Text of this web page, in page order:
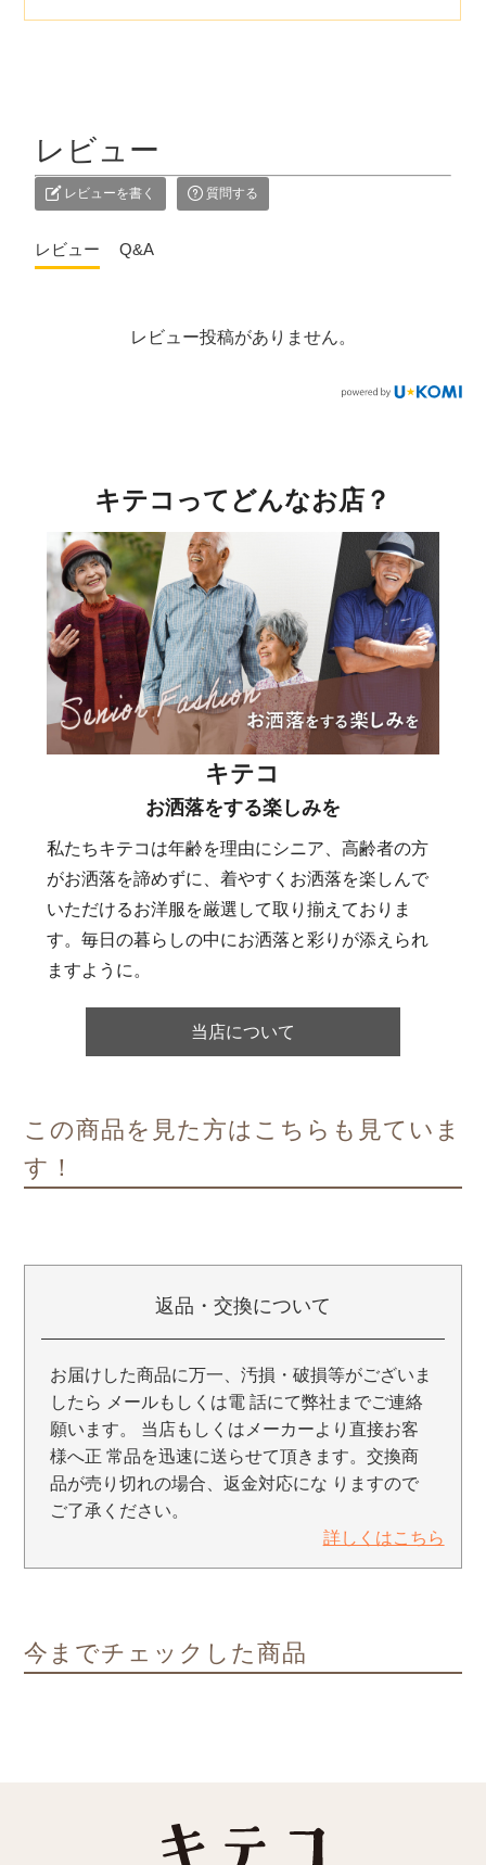
レビュー
レビューを書く 質問する
レビュー Q&A
レビュー投稿がありません。
キテコってどんなお店？
キテコ
お洒落をする楽しみを
私たちキテコは年齢を理由にシニア、高齢者の方
がお洒落を諦めずに、着やすくお洒落を楽しんで
いただけるお洋服を厳選して取り揃えておりま
す。毎日の暮らしの中にお洒落と彩りが添えられ
ますように。
当店について
この商品を見た方はこちらも見ていま
す！
返品・交換について
お届けした商品に万一、汚損・破損等がございま
したら メールもしくは電 話にて弊社までご連絡
願います。 当店もしくはメーカーより直接お客
様へ正 常品を迅速に送らせて頂きます。交換商
品が売り切れの場合、返金対応にな りますので
ご了承ください。
詳しくはこちら
今までチェックした商品